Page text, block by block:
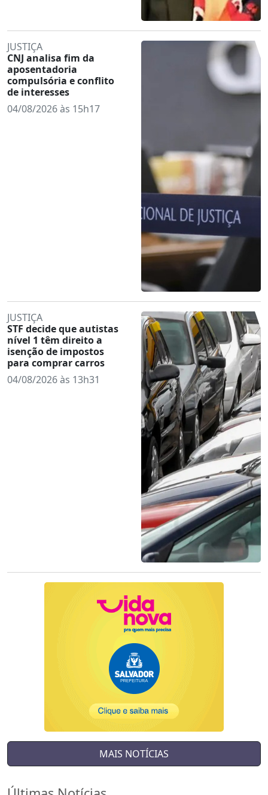
JUSTIÇA
CNJ analisa fim da
aposentadoria
compulsória e conflito
de interesses
04/08/2026 às 15h17
JUSTIÇA
STF decide que autistas
nível 1 têm direito a
isenção de impostos
para comprar carros
04/08/2026 às 13h31
MAIS NOTÍCIAS